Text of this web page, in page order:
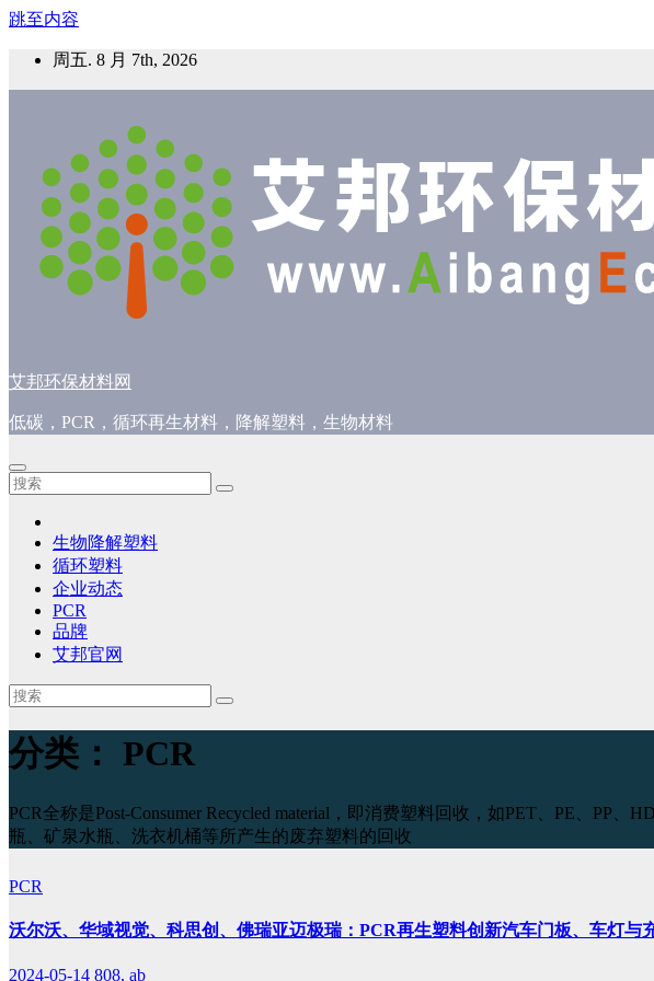
跳至内容
周五. 8 月 7th, 2026
艾邦环保材料网
低碳，PCR，循环再生材料，降解塑料，生物材料
生物降解塑料
循环塑料
企业动态
PCR
品牌
艾邦官网
分类： PCR
PCR全称是Post-Consumer Recycled material，即消费塑料回收，如PET、PE、PP
瓶、矿泉水瓶、洗衣机桶等所产生的废弃塑料的回收
PCR
沃尔沃、华域视觉、科思创、佛瑞亚迈极瑞：PCR再生塑料创新汽车门板、车灯与
2024-05-14 808, ab